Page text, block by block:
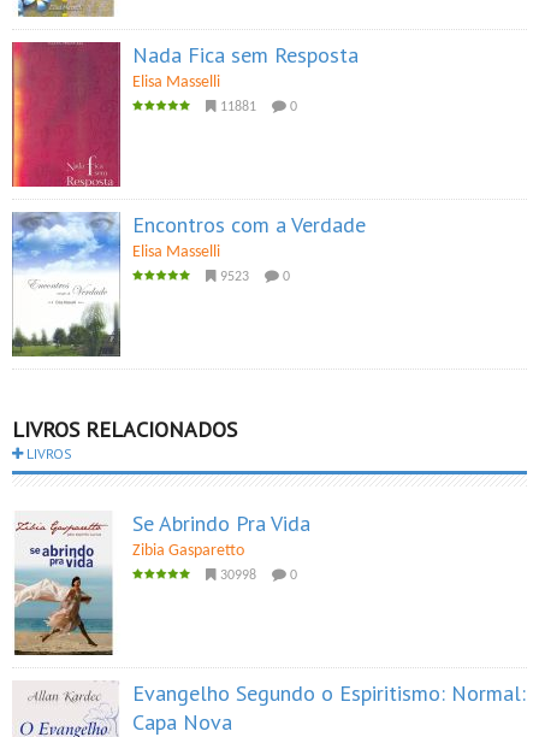
Nada Fica sem Resposta
Elisa Masselli
11881 0
Encontros com a Verdade
Elisa Masselli
9523 0
LIVROS RELACIONADOS
LIVROS
Se Abrindo Pra Vida
Zibia Gasparetto
30998 0
Evangelho Segundo o Espiritismo: Normal:
Capa Nova